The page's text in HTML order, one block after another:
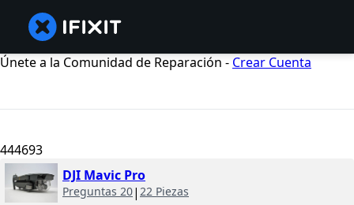
Únete a la Comunidad de Reparación - Crear Cuenta
444693
DJI Mavic Pro
Preguntas 20| 22 Piezas